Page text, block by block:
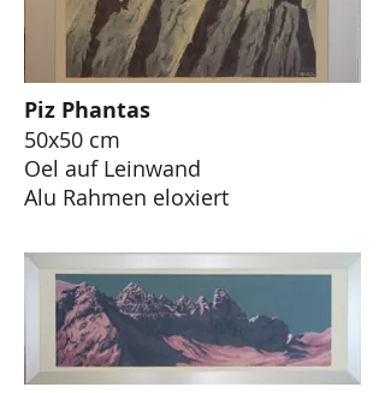
Piz Phantas
50x50 cm
Oel auf Leinwand
Alu Rahmen eloxiert